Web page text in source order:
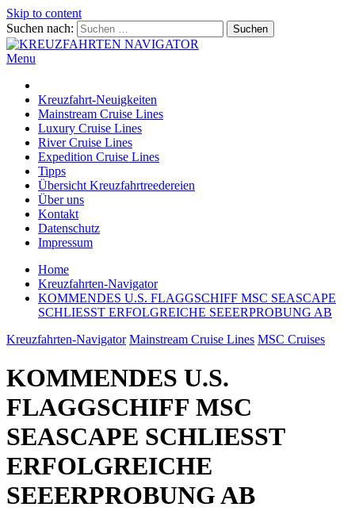
Skip to content
Suchen nach:
Menu
Kreuzfahrt-Neuigkeiten
Mainstream Cruise Lines
Luxury Cruise Lines
River Cruise Lines
Expedition Cruise Lines
Tipps
Übersicht Kreuzfahrtreedereien
Über uns
Kontakt
Datenschutz
Impressum
Home
Kreuzfahrten-Navigator
KOMMENDES U.S. FLAGGSCHIFF MSC SEASCAPE
SCHLIESST ERFOLGREICHE SEEERPROBUNG AB
Kreuzfahrten-Navigator Mainstream Cruise Lines MSC Cruises
KOMMENDES U.S.
FLAGGSCHIFF MSC
SEASCAPE SCHLIESST
ERFOLGREICHE
SEEERPROBUNG AB